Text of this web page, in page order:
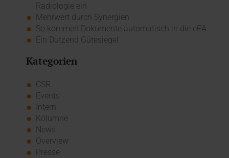
Radiologie ein
Mehrwert durch Synergien
So kommen Dokumente automatisch in die ePA
Ein Dutzend Gütesiegel
Kategorien
CSR
Events
Intern
Kolumne
News
Overview
Presse